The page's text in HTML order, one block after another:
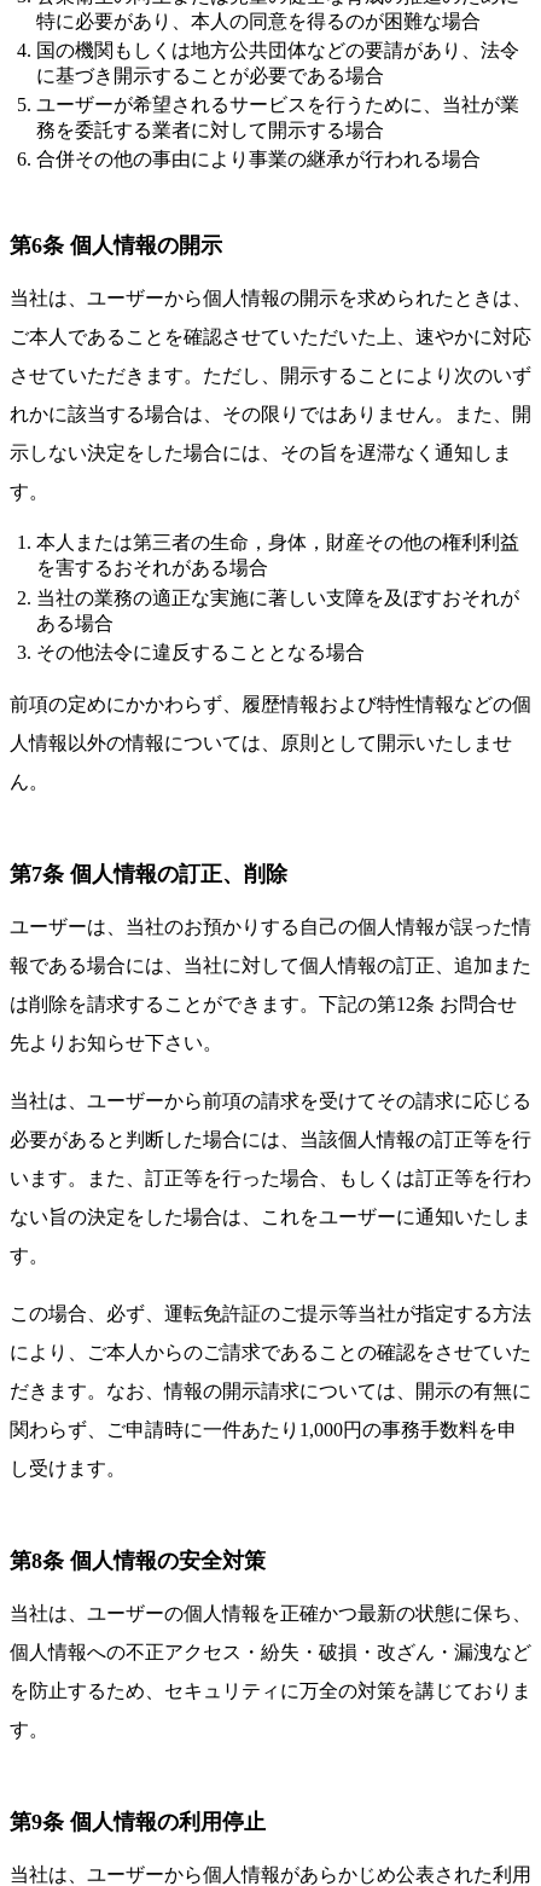
特に必要があり、本人の同意を得るのが困難な場合
国の機関もしくは地方公共団体などの要請があり、法令
に基づき開示することが必要である場合
ユーザーが希望されるサービスを行うために、当社が業
務を委託する業者に対して開示する場合
合併その他の事由により事業の継承が行われる場合
第6条 個人情報の開示
当社は、ユーザーから個人情報の開示を求められたときは、
ご本人であることを確認させていただいた上、速やかに対応
させていただきます。ただし、開示することにより次のいず
れかに該当する場合は、その限りではありません。また、開
示しない決定をした場合には、その旨を遅滞なく通知しま
す。
本人または第三者の生命，身体，財産その他の権利利益
を害するおそれがある場合
当社の業務の適正な実施に著しい支障を及ぼすおそれが
ある場合
その他法令に違反することとなる場合
前項の定めにかかわらず、履歴情報および特性情報などの個
人情報以外の情報については、原則として開示いたしませ
ん。
第7条 個人情報の訂正、削除
ユーザーは、当社のお預かりする自己の個人情報が誤った情
報である場合には、当社に対して個人情報の訂正、追加また
は削除を請求することができます。下記の第12条 お問合せ
先よりお知らせ下さい。
当社は、ユーザーから前項の請求を受けてその請求に応じる
必要があると判断した場合には、当該個人情報の訂正等を行
います。また、訂正等を行った場合、もしくは訂正等を行わ
ない旨の決定をした場合は、これをユーザーに通知いたしま
す。
この場合、必ず、運転免許証のご提示等当社が指定する方法
により、ご本人からのご請求であることの確認をさせていた
だきます。なお、情報の開示請求については、開示の有無に
関わらず、ご申請時に一件あたり1,000円の事務手数料を申
し受けます。
第8条 個人情報の安全対策
当社は、ユーザーの個人情報を正確かつ最新の状態に保ち、
個人情報への不正アクセス・紛失・破損・改ざん・漏洩など
を防止するため、セキュリティに万全の対策を講じておりま
す。
第9条 個人情報の利用停止
当社は、ユーザーから個人情報があらかじめ公表された利用